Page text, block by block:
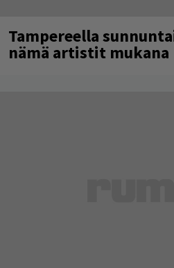
Tampereella
nämä artistit mukana